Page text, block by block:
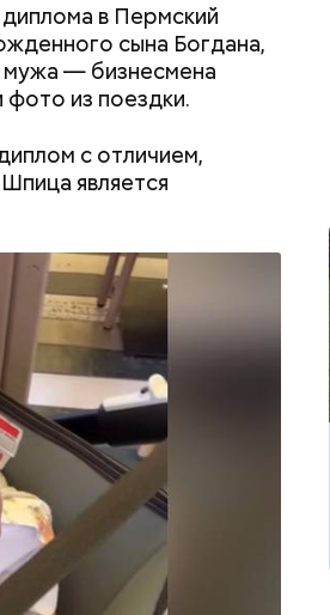
в Пермский
сына Богдана,
мужа — бизнесмена
фото из поездки.
с отличием,
является
суперфуд для
и омоложения:
полезны сардины